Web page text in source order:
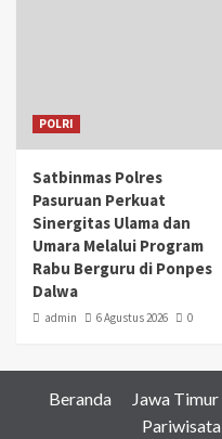
POLRI
Satbinmas Polres
Pasuruan Perkuat
Sinergitas Ulama dan
Umara Melalui Program
Rabu Berguru di Ponpes
Dalwa
admin 6 Agustus 2026 0
Beranda Jawa Timur
Pariwisata